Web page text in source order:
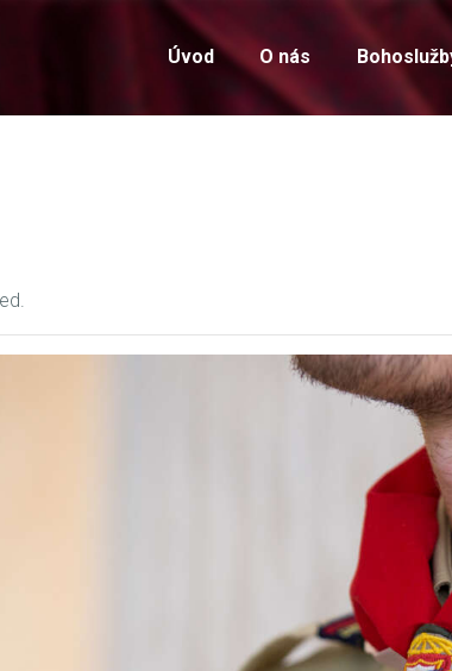
Úvod O nás
ÚVOD
O NÁS
ROZPISY
EN/UA